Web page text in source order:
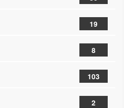
19
8
103
2